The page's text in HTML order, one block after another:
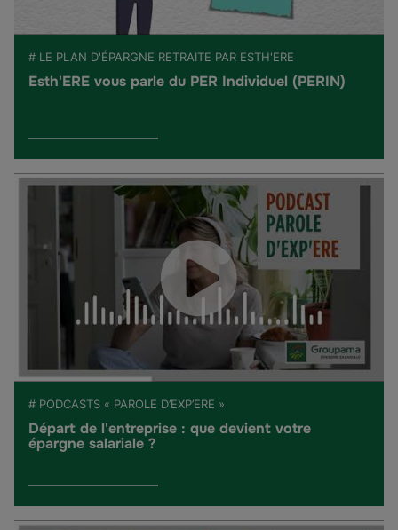
# LE PLAN D'ÉPARGNE RETRAITE PAR ESTH'ERE
Esth'ERE vous parle du PER Individuel (PERIN)
# PODCASTS « PAROLE D’EXP’ERE »
Départ de l'entreprise : que devient votre
épargne salariale ?